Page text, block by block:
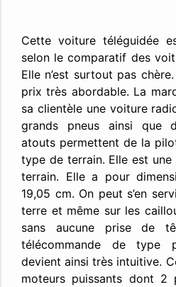
Cette voiture téléguidée
selon le comparatif des
Elle n’est surtout pas
prix très abordable. La
sa clientèle une voiture
grands pneus ainsi que
atouts permettent de la
type de terrain. Elle est
terrain. Elle a pour
19,05 cm. On peut s’en
terre et même sur les
sans aucune prise de
télécommande de type
devient ainsi très intuitive.
moteurs puissants dont